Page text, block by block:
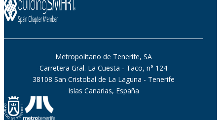
Metropolitano de Tenerife, SA
Carretera Gral. La Cuesta - Taco, n° 124
38108 San Cristobal de La Laguna - Tenerife
Islas Canarias, España